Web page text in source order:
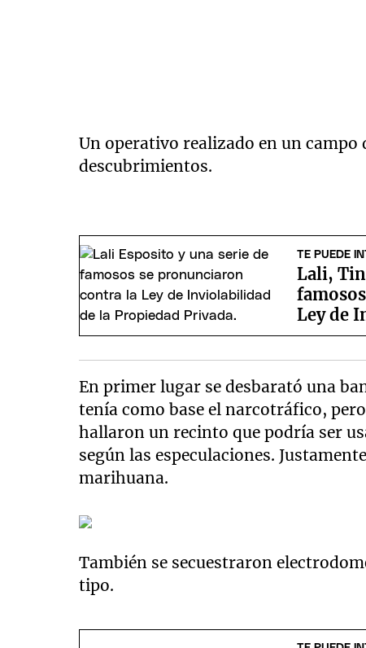
Un operativo realizado en un
descubrimientos.
TE PUEDE
Lali,
Ley de
En primer lugar se desbarató una
tenía como base el narcotráfico,
hallaron un recinto que podría ser
según las especulaciones.
marihuana.
También se secuestraron
tipo.